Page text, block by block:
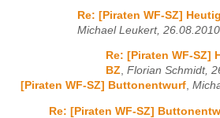
Re: [Piraten WF-SZ]
Michael Leukert, 26.08.2010
Re: [Piraten WF-SZ]
BZ, Florian Schmidt,
[Piraten WF-SZ] Buttonentwurf,
Re: [Piraten WF-SZ]